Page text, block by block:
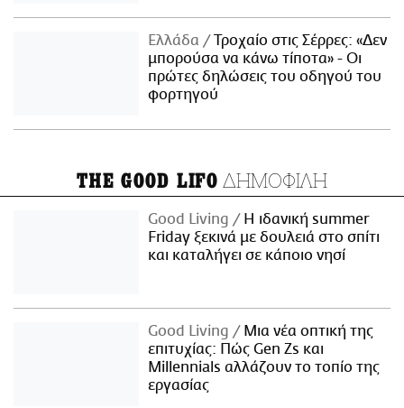
Ελλάδα
Τροχαίο στις Σέρρες: «Δεν
μπορούσα να κάνω τίποτα» - Οι
πρώτες δηλώσεις του οδηγού του
φορτηγού
THE GOOD LIFO ΔΗΜΟΦΙΛΗ
Good Living
Η ιδανική summer
Friday ξεκινά με δουλειά στο σπίτι
και καταλήγει σε κάποιο νησί
Good Living
Μια νέα οπτική της
επιτυχίας: Πώς Gen Zs και
Millennials αλλάζουν το τοπίο της
εργασίας